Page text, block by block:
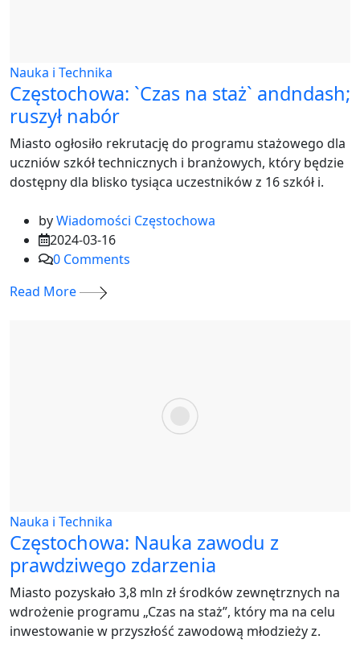
Nauka i Technika
Częstochowa: `Czas na staż` andndash;
ruszył nabór
Miasto ogłosiło rekrutację do programu stażowego dla
uczniów szkół technicznych i branżowych, który będzie
dostępny dla blisko tysiąca uczestników z 16 szkół i.
byWiadomości Częstochowa
2024-03-16
0 Comments
Read More
Nauka i Technika
Częstochowa: Nauka zawodu z
prawdziwego zdarzenia
Miasto pozyskało 3,8 mln zł środków zewnętrznych na
wdrożenie programu „Czas na staż”, który ma na celu
inwestowanie w przyszłość zawodową młodzieży z.